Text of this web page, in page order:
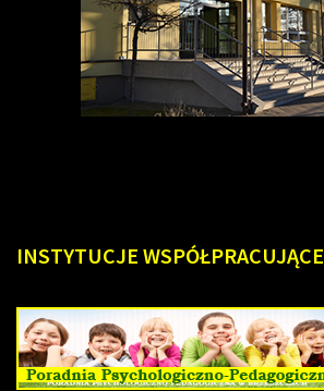
INSTYTUCJE WSPÓŁPRACUJĄCE